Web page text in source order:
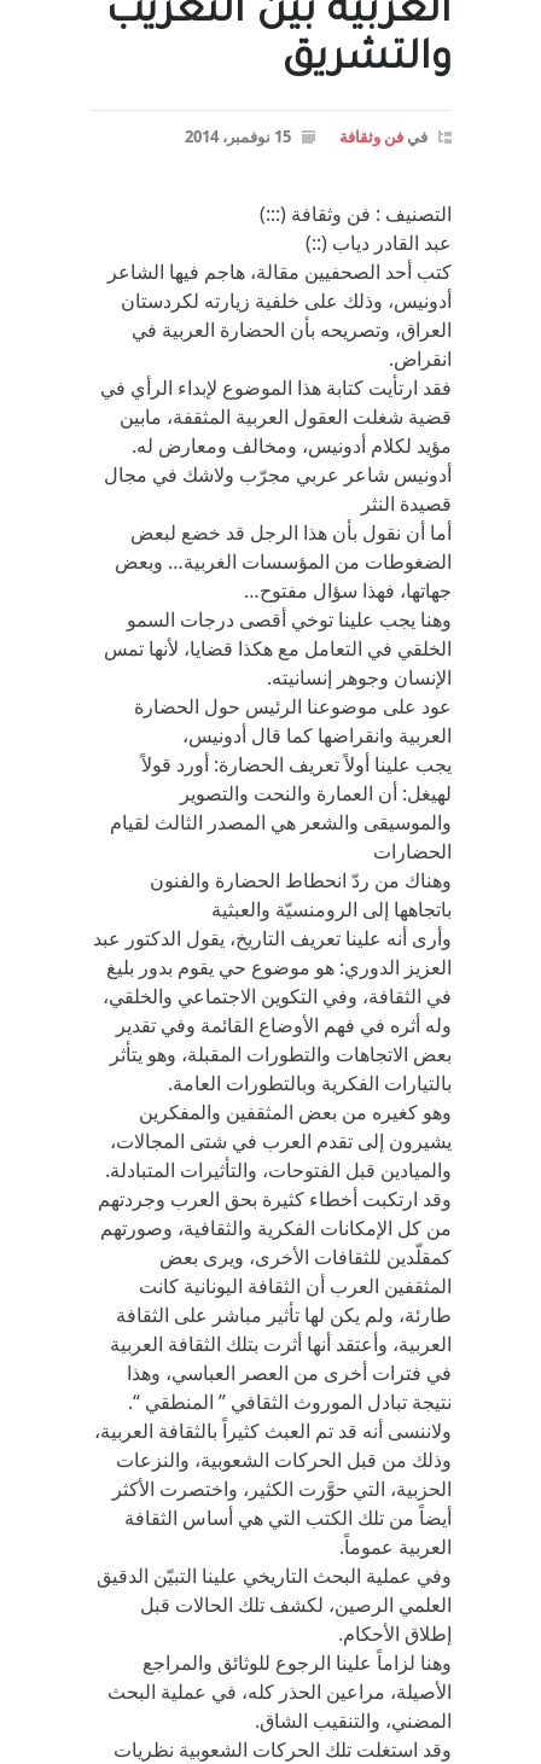
العربية بين التغريب
والتشريق
في فن وثقافة 15 نوفمبر، 2014
التصنيف : فن وثقافة (:::)
عبد القادر دياب (::)
كتب أحد الصحفيين مقالة، هاجم فيها الشاعر
أدونيس، وذلك على خلفية زيارته لكردستان
العراق، وتصريحه بأن الحضارة العربية في
انقراض.
فقد ارتأيت كتابة هذا الموضوع لإبداء الرأي في
قضية شغلت العقول العربية المثقفة، مابين
مؤيد لكلام أدونيس، ومخالف ومعارض له.
أدونيس شاعر عربي مجرّب ولاشك في مجال
قصيدة النثر
أما أن نقول بأن هذا الرجل قد خضع لبعض
الضغوطات من المؤسسات الغربية… وبعض
جهاتها، فهذا سؤال مفتوح…
وهنا يجب علينا توخي أقصى درجات السمو
الخلقي في التعامل مع هكذا قضايا، لأنها تمس
الإنسان وجوهر إنسانيته.
عود على موضوعنا الرئيس حول الحضارة
العربية وانقراضها كما قال أدونيس،
يجب علينا أولاً تعريف الحضارة: أورد قولاً
لهيغل: أن العمارة والنحت والتصوير
والموسيقى والشعر هي المصدر الثالث لقيام
الحضارات
وهناك من ردّ انحطاط الحضارة والفنون
باتجاهها إلى الرومنسيّة والعبثية
وأرى أنه علينا تعريف التاريخ، يقول الدكتور عبد
العزيز الدوري: هو موضوع حي يقوم بدور بليغ
في الثقافة، وفي التكوين الاجتماعي والخلقي،
وله أثره في فهم الأوضاع القائمة وفي تقدير
بعض الاتجاهات والتطورات المقبلة، وهو يتأثر
بالتيارات الفكرية وبالتطورات العامة.
وهو كغيره من بعض المثقفين والمفكرين
يشيرون إلى تقدم العرب في شتى المجالات،
والميادين قبل الفتوحات، والتأثيرات المتبادلة.
وقد ارتكبت أخطاء كثيرة بحق العرب وجردتهم
من كل الإمكانات الفكرية والثقافية، وصورتهم
كمقلّدين للثقافات الأخرى، ويرى بعض
المثقفين العرب أن الثقافة اليونانية كانت
طارئة، ولم يكن لها تأثير مباشر على الثقافة
العربية، وأعتقد أنها أثرت بتلك الثقافة العربية
في فترات أخرى من العصر العباسي، وهذا
نتيجة تبادل الموروث الثقافي ” المنطقي “.
ولاننسى أنه قد تم العبث كثيراً بالثقافة العربية،
وذلك من قبل الحركات الشعوبية، والنزعات
الحزبية، التي حوَّرت الكثير، واختصرت الأكثر
أيضاً من تلك الكتب التي هي أساس الثقافة
العربية عموماً.
وفي عملية البحث التاريخي علينا التبيّن الدقيق
العلمي الرصين، لكشف تلك الحالات قبل
إطلاق الأحكام.
وهنا لزاماً علينا الرجوع للوثائق والمراجع
الأصيلة، مراعين الحذر كله، في عملية البحث
المضني، والتنقيب الشاق.
وقد استغلت تلك الحركات الشعوبية نظريات